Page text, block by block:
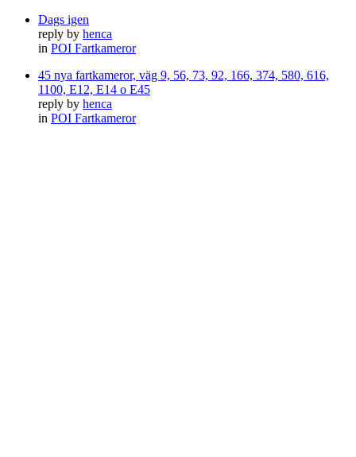
Dags igen
reply by henca
in POI Fartkameror
45 nya fartkameror, väg 9, 56, 73, 92, 166, 374, 580, 616,
1100, E12, E14 o E45
reply by henca
in POI Fartkameror